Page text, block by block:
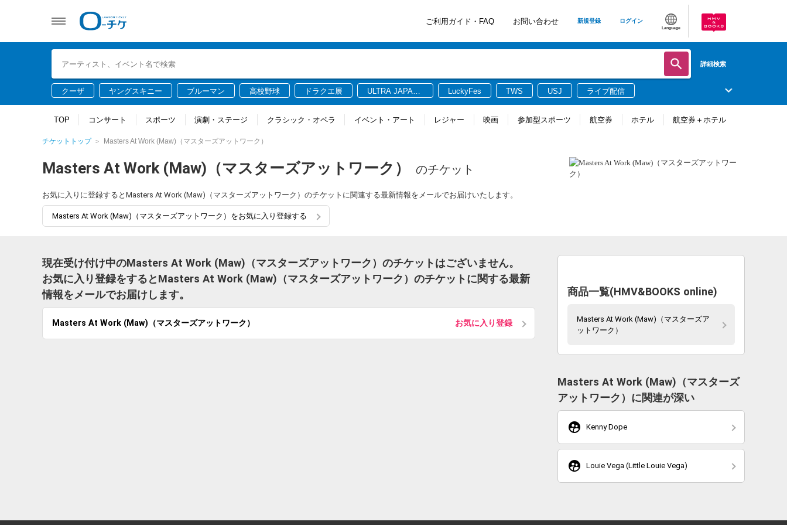
ご利用ガイド・FAQ お問い合わせ 新規登録 ログイン
Language
詳細検索
クーザ ヤングスキニー ブルーマン 高校野球 ドラクエ展
ULTRA JAPAN
LuckyFes TWS USJ ライブ配信
TOP コンサート スポーツ 演劇・ステージ クラシック・オペラ イベント・アート レジャー 映画 参加型スポーツ 航空券 ホテル 航空券＋ホテル
チケットトップ Masters At Work (Maw)（マスターズアットワーク）
Masters At Work (Maw)（マスターズアットワーク） のチケット
お気に入りに登録するとMasters At Work (Maw)（マスターズアットワーク）のチケットに関連する最新情報をメールでお届けいたします。
Masters At Work (Maw)（マスターズアットワーク）をお気に入り登録する
現在受け付け中のMasters At Work (Maw)（マスターズアットワーク）のチケットはございません。
お気に入り登録をするとMasters At Work (Maw)（マスターズアットワーク）のチケットに関する最新
情報をメールでお届けします。
Masters At Work (Maw)（マスターズアットワーク） お気に入り登録
商品一覧(HMV&BOOKS online)
Masters At Work (Maw)（マスターズア
ットワーク）
Masters At Work (Maw)（マスターズ
アットワーク）に関連が深い
supervised_user_circle Kenny Dope
supervised_user_circle Louie Vega (Little Louie Vega)